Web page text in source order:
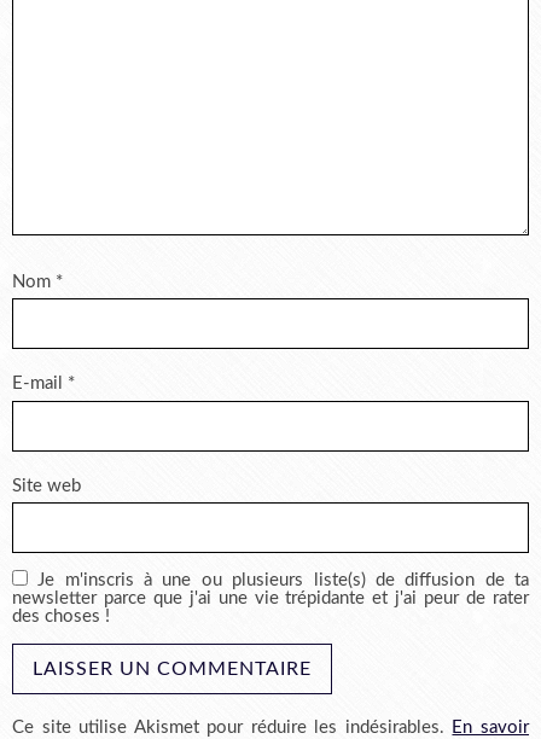
Nom *
E-mail *
Site web
Je m'inscris à une ou plusieurs liste(s) de diffusion de ta
newsletter parce que j'ai une vie trépidante et j'ai peur de rater
des choses !
Ce site utilise Akismet pour réduire les indésirables. En savoir